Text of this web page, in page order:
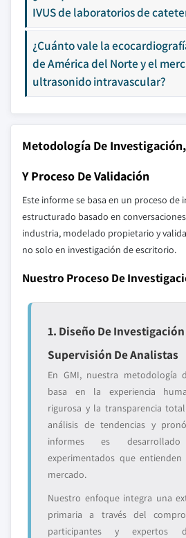
IVUS de laboratorios de
¿Cuánto vale la
de América del Norte y el
ultrasonido intravascular?
Metodología De
Y Proceso De Validación
Este informe se basa en un proceso de
estructurado basado en
industria, modelado propietario y
no solo en investigación de escritorio.
Nuestro Proceso De
1. Diseño De Investigación
Supervisión De Analistas
En GMI, nuestra metodología
basa en la experiencia
rigurosa y la transparencia
análisis de tendencias y
informes es
experimentados que
mercado.
Nuestro enfoque integra una
primaria a través del
participantes y expertos